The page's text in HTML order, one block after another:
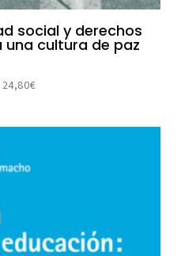
social y derechos
una cultura de paz
24,80€